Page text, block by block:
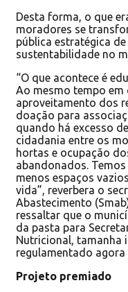
Desta forma, o que
moradores se
pública estratégica
sustentabilidade no
“O que acontece é
Ao mesmo tempo
aproveitamento dos
doação para
quando há excesso
cidadania entre os
hortas e ocupação
abandonados.
menos espaços
vida”, reverbera o
Abastecimento
ressaltar que o
da pasta para
Nutricional, tamanha
regulamentado agora
Projeto premiado